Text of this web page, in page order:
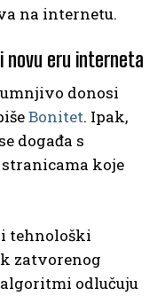
na internetu.
novu eru interneta
donosi
Bonitet. Ipak,
događa s
koje
tehnološki
zatvorenog
odlučuju